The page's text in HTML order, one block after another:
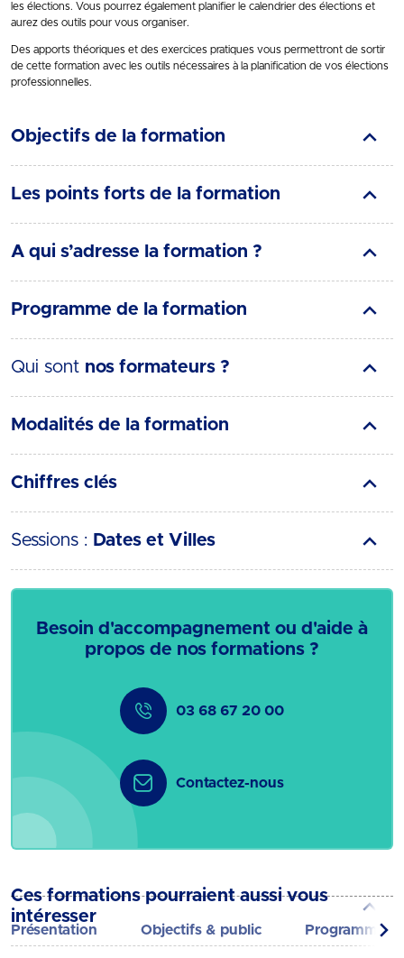
Présentation Objectifs & public Programme
les élections. Vous pourrez également planifier le calendrier des élections et
aurez des outils pour vous organiser.
Des apports théoriques et des exercices pratiques vous permettront de sortir
de cette formation avec les outils nécessaires à la planification de vos élections
professionnelles.
Objectifs de la formation
Les points forts de la formation
A qui s’adresse la formation ?
Programme de la formation
Qui sont nos formateurs ?
Modalités de la formation
Chiffres clés
Sessions : Dates et Villes
Besoin d'accompagnement ou d'aide à
propos de nos formations ?
03 68 67 20 00
Contactez-nous
Ces formations pourraient aussi vous
intéresser